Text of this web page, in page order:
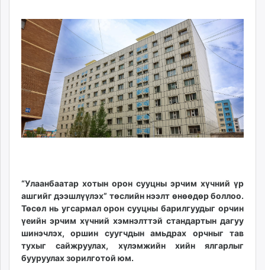
mnb.mn
Livetv.mn
Eguur.mn
24tsag.mn
shuud.mn
eagle.mn
ergelt.mn
zarig.mn
ugluu.mn
urlag.mn
unen.mn
asu.mn
shudarga.mn
shuurhai.mn
13:10:01
05:57:40
“Улаанбаатар хотын орон сууцны эрчим хүчний үр
ашгийг дээшлүүлэх” төслийн нээлт өнөөдөр боллоо.
Төсөл нь угсармал орон сууцны барилгуудыг орчин
үеийн эрчим хүчний хэмнэлттэй стандартын дагуу
шинэчлэх, оршин суугчдын амьдрах орчныг тав
тухыг сайжруулах, хүлэмжийн хийн ялгарлыг
бууруулах зорилготой юм.